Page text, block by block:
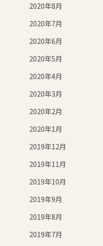
2020年8月
2020年7月
2020年6月
2020年5月
2020年4月
2020年3月
2020年2月
2020年1月
2019年12月
2019年11月
2019年10月
2019年9月
2019年8月
2019年7月